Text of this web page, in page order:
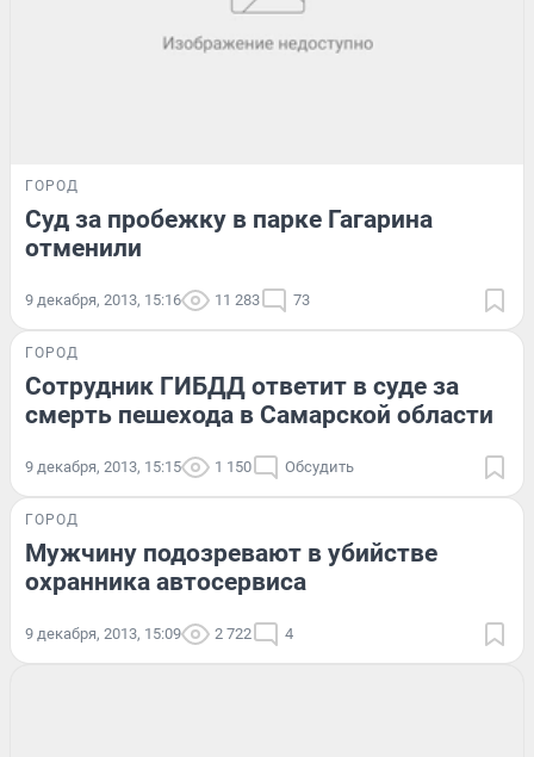
ГОРОД
Суд за пробежку в парке Гагарина
отменили
9 декабря, 2013, 15:16 11 283 73
ГОРОД
Сотрудник ГИБДД ответит в суде за
смерть пешехода в Самарской области
9 декабря, 2013, 15:15 1 150 Обсудить
ГОРОД
Мужчину подозревают в убийстве
охранника автосервиса
9 декабря, 2013, 15:09 2 722 4